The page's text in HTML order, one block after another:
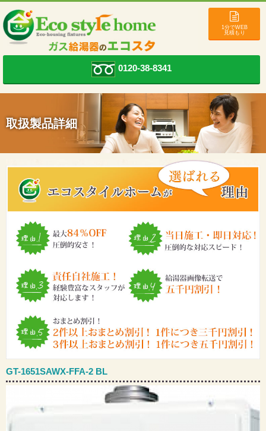
1分でWEB
見積もり
0120-38-8341
取扱製品詳細
GT-1651SAWX-FFA-2 BL